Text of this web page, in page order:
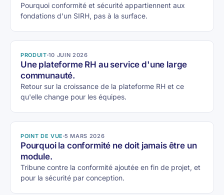
Pourquoi conformité et sécurité appartiennent aux
fondations d'un SIRH, pas à la surface.
PRODUIT 10 JUIN 2026
Une plateforme RH au service d'une large
communauté.
Retour sur la croissance de la plateforme RH et ce
qu'elle change pour les équipes.
POINT DE VUE 5 MARS 2026
Pourquoi la conformité ne doit jamais être un
module.
Tribune contre la conformité ajoutée en fin de projet, et
pour la sécurité par conception.